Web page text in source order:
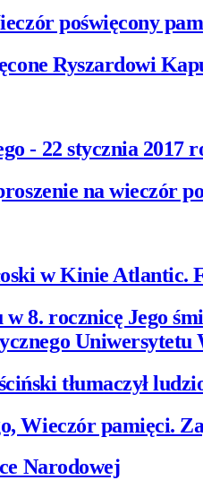
poświęcony
Ryszardowi
- 22 stycznia 2017
na wieczór
w Kinie Atlantic.
8. rocznicę Jego
tłumaczył
Wieczór pamięci.
Narodowej